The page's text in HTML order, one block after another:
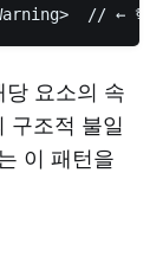
당 요소의 속
구조적 불일
이 패턴을